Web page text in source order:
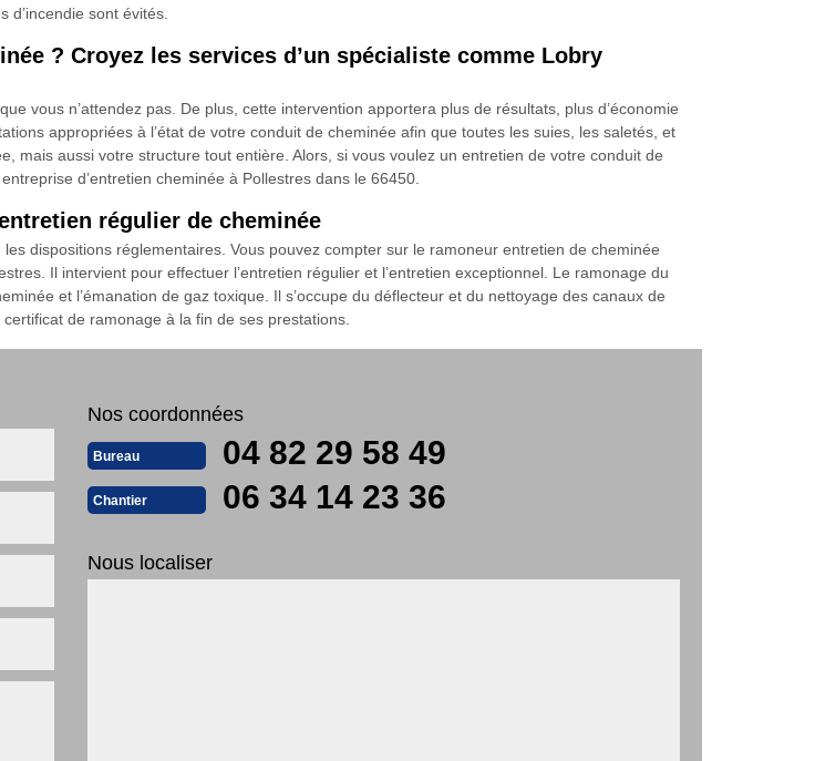
sont évités.
? Croyez les services d’un spécialiste comme Lobry
vous n’attendez pas. De plus, cette intervention apportera plus de résultats, plus d’économie
appropriées à l’état de votre conduit de cheminée afin que toutes les suies, les saletés, et
mais aussi votre structure tout entière. Alors, si vous voulez un entretien de votre conduit de
d’entretien cheminée à Pollestres dans le 66450.
régulier de cheminée
dispositions réglementaires. Vous pouvez compter sur le ramoneur entretien de cheminée
Il intervient pour effectuer l’entretien régulier et l’entretien exceptionnel. Le ramonage du
et l’émanation de gaz toxique. Il s’occupe du déflecteur et du nettoyage des canaux de
de ramonage à la fin de ses prestations.
Nos coordonnées
Bureau 04 82 29 58 49
Chantier 06 34 14 23 36
Nous localiser